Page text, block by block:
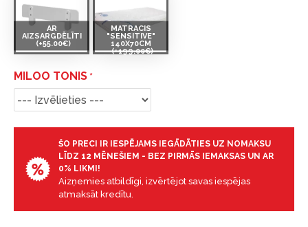
AR
AIZSARGDĒLĪTI
(+55.00€)
MATRACIS
"SENSITIVE"
140X70CM
(+199.00€)
MILOO TONIS
ŠO PRECI IR IESPĒJAMS IEGĀDĀTIES UZ NOMAKSU
LĪDZ 12 MĒNEŠIEM - BEZ PIRMĀS IEMAKSAS UN AR
0% LIKMI!
Aizņemies atbildīgi, izvērtējot savas iespējas
atmaksāt kredītu.